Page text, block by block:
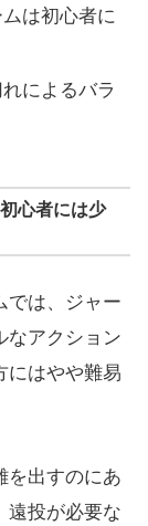
は初心者に
によるバラ
心者には少
では、ジャー
なアクション
にはやや難易
を出すのにあ
遠投が必要な